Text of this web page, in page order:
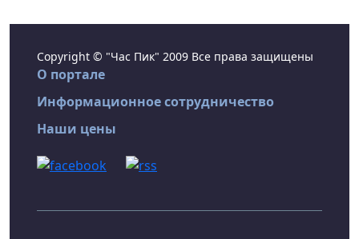
Copyright © "Час Пик" 2009 Все права защищены
О портале
Информационное сотрудничество
Наши цены